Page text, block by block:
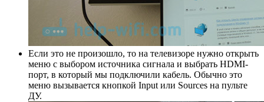
Если это не произошло, то на телевизоре нужно открыть
меню с выбором источника сигнала и выбрать HDMI-
порт, в который мы подключили кабель. Обычно это
меню вызывается кнопкой Input или Sources на пульте
ДУ.